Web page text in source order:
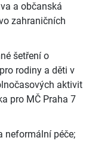
a občanská
zahraničních
šetření o
rodiny a děti v
aktivit
pro MČ Praha 7
neformální péče;